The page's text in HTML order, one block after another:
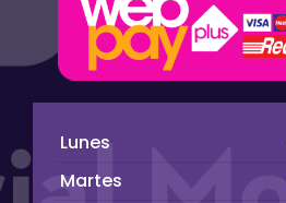
Lunes
Martes